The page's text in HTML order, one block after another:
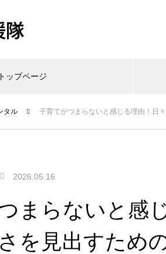
隊
トップページ
タル 子育てがつまらないと感じる理由！日
2026.05.16
まらないと感
を見出すため